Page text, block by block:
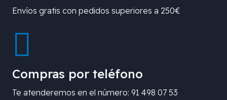
Envíos gratis con pedidos superiores a 250€
Compras por teléfono
Te atenderemos en el número: 91 498 07 53